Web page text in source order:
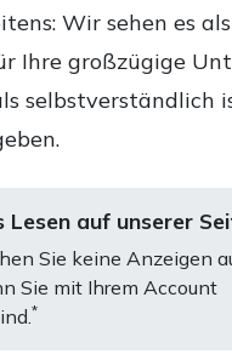
Wir sehen es
Ihre großzügige
selbstverständlich
Lesen auf unserer
Sie keine Anzeigen
Sie mit Ihrem Account
*